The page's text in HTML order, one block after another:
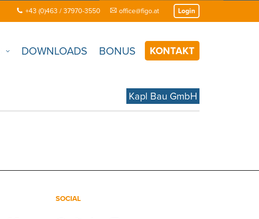
+43 (0)463 / 37970-3550 office@figo.at Login
DOWNLOADS BONUS KONTAKT
Kapl Bau GmbH
SOCIAL